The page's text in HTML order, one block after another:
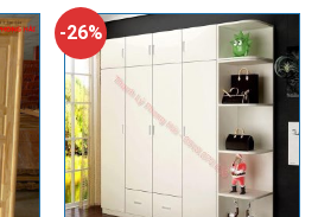
-26%